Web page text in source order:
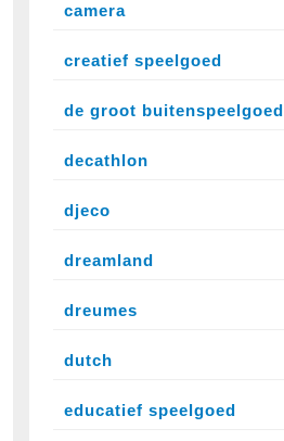
camera
creatief speelgoed
de groot buitenspeelgoed
decathlon
djeco
dreamland
dreumes
dutch
educatief speelgoed